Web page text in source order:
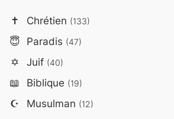
✝️ Chrétien (133)
😇 Paradis (47)
✡️ Juif (40)
📖 Biblique (19)
☪️ Musulman (12)